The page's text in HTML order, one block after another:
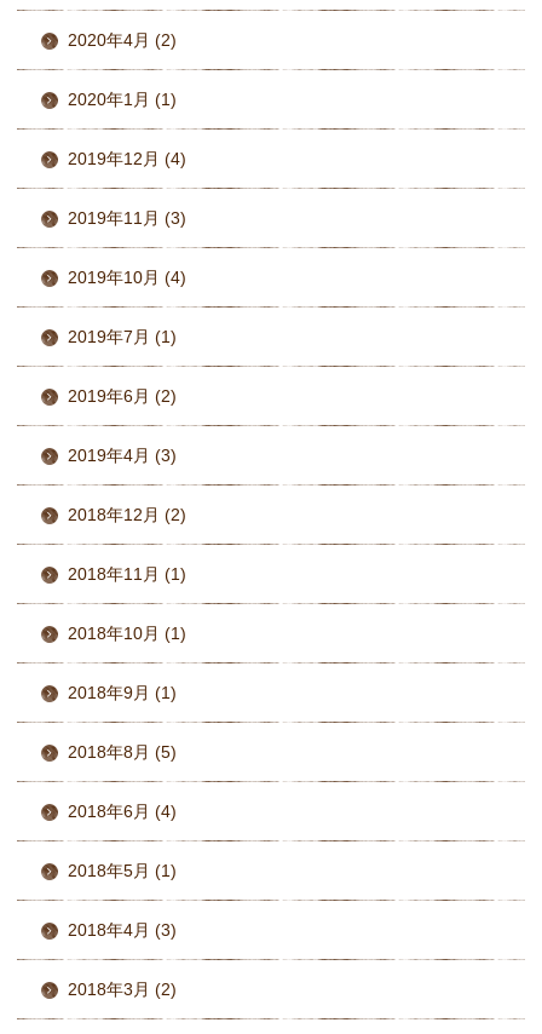
2020年4月 (2)
2020年1月 (1)
2019年12月 (4)
2019年11月 (3)
2019年10月 (4)
2019年7月 (1)
2019年6月 (2)
2019年4月 (3)
2018年12月 (2)
2018年11月 (1)
2018年10月 (1)
2018年9月 (1)
2018年8月 (5)
2018年6月 (4)
2018年5月 (1)
2018年4月 (3)
2018年3月 (2)